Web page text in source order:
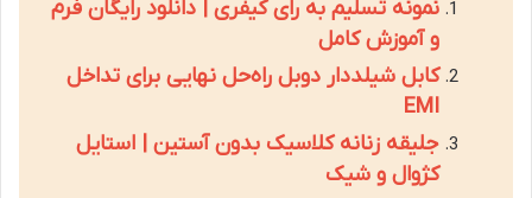
نمونه تسلیم به رای کیفری | دانلود رایگان فرم
و آموزش کامل
کابل شیلددار دوبل راه‌حل نهایی برای تداخل
EMI
جلیقه زنانه کلاسیک بدون آستین | استایل
کژوال و شیک